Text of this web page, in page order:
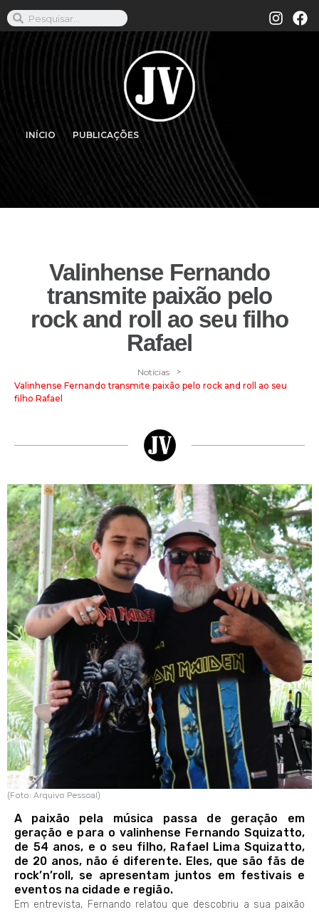
INÍCIO PUBLICAÇÕES
Valinhense Fernando
transmite paixão pelo
rock and roll ao seu filho
Rafael
Notícias >
Valinhense Fernando transmite paixão pelo rock and roll ao seu
filho Rafael
(Foto: Arquivo Pessoal)
A paixão pela música passa de geração em
geração e para o valinhense Fernando Squizatto,
de 54 anos, e o seu filho, Rafael Lima Squizatto,
de 20 anos, não é diferente. Eles, que são fãs de
rock’n’roll, se apresentam juntos em festivais e
eventos na cidade e região.
Em entrevista, Fernando relatou que descobriu a sua paixão